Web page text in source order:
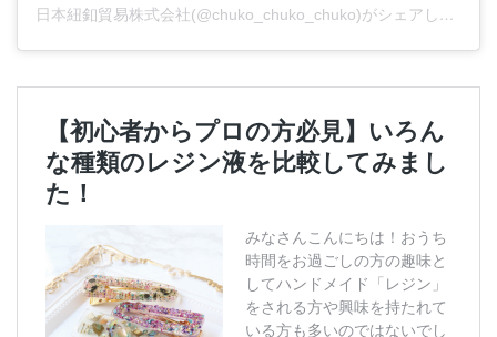
日本紐釦貿易株式会社(@chuko_chuko_chuko)がシェアした投稿